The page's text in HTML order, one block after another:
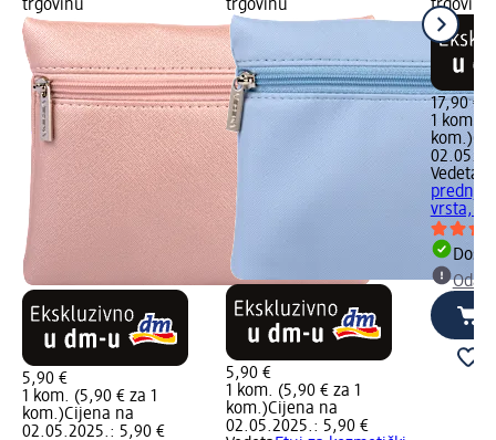
trgovinu
5,90 €
1 kom. (5,90 € za 1
kom.)Cijena na
02.05.2025.: 5,90 €
trgovinu
5,90 €
1 kom. (5,90 € za 1
kom.)Cijena na
02.05.2025.: 5,90 €
trgovinu
17,90 €
1 kom.
kom.)
Vedeta
vrsta, 1